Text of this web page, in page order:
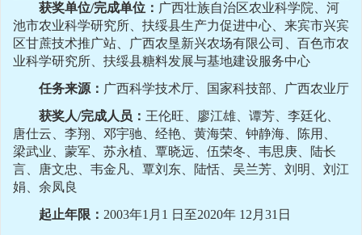
获奖单位/完成单位： 广西壮族自治区农业科学院、河
池市农业科学研究所、扶绥县生产力促进中心、来宾市兴宾
区甘蔗技术推广站、广西农垦新兴农场有限公司、百色市农
业科学研究所、扶绥县糖料发展与基地建设服务中心
任务来源： 广西科学技术厅
国家科技部、广西农业厅
获奖人/完成人员： 王伦旺、廖江雄、谭芳、李廷化、
唐仕云、李翔、邓宇驰、经艳、黄海荣、钟静海、陈用、
梁武业、蒙军、苏永植、覃晓远、伍荣冬、韦思庚、陆长
言、唐文忠、韦金凡、覃刘东、陆恬、吴兰芳、刘明、刘江
娟、余凤良
起止年限： 2003年1月1 日至2020年 12月31日